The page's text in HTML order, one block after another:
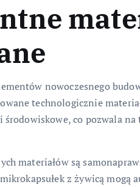
nowoczesnego
technologicznie
co pozwala
materiałów są
z żywicą mogą